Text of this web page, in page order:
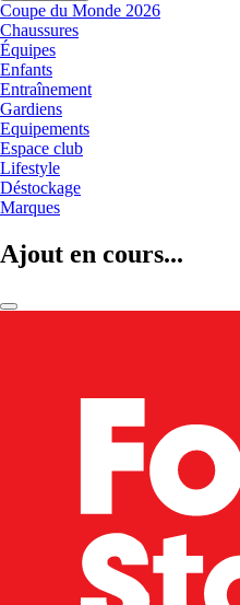
Coupe du Monde 2026
Chaussures
Équipes
Enfants
Entraînement
Gardiens
Equipements
Espace club
Lifestyle
Déstockage
Marques
Ajout en cours...